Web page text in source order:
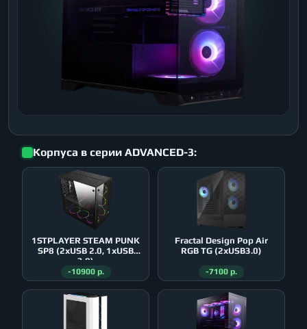
Корпуса в серии ADVANCED-3:
1STPLAYER STEAM PUNK
SP8 (2xUSB 2.0, 1xUSB
3.0)
-10900 р.
Fractal Design Pop Air
RGB TG (2xUSB3.0)
-7100 р.